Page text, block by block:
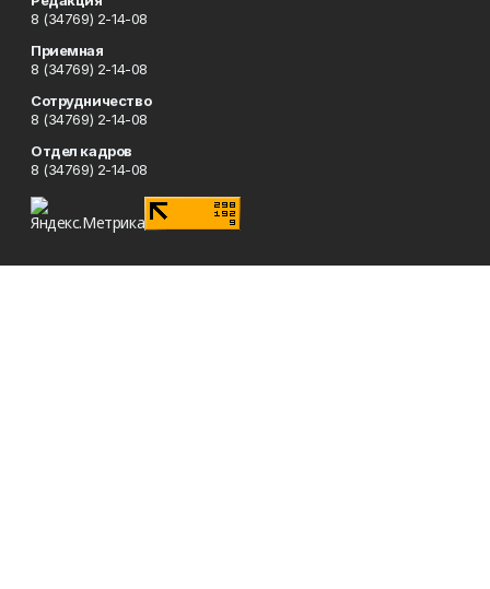
8 (34769) 2-14-08
Приемная
8 (34769) 2-14-08
Сотрудничество
8 (34769) 2-14-08
Отдел кадров
8 (34769) 2-14-08